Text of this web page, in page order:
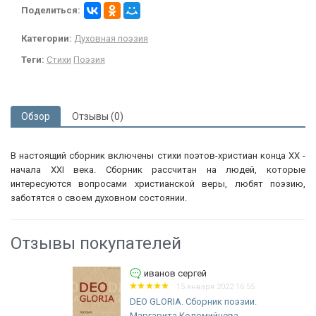
Поделиться:
Категории: Духовная поэзия
Теги: Стихи Поэзия
Обзор Отзывы (0)
В настоящий сборник включены стихи поэтов-христиан конца XX -
начала XXI века. Сборник рассчитан на людей, которые
интересуются вопросами христианской веры, любят поэзию,
заботятся о своем духовном состоянии.
Отзывы покупателей
иванов сергей
15 января 2022 16:55
DEO GLORIA. Сборник поэзии.